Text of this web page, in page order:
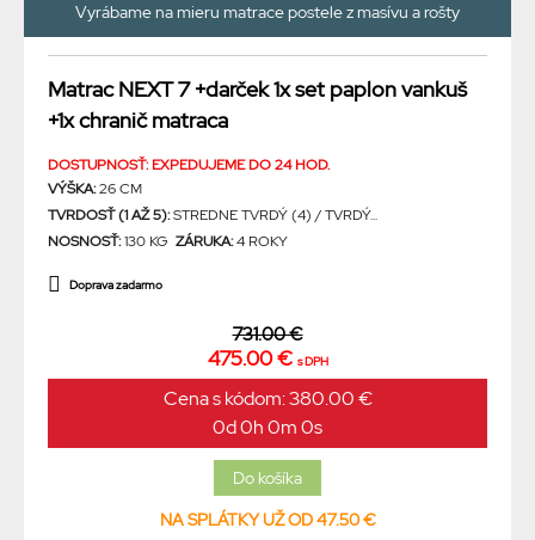
Vyrábame na mieru matrace postele z masívu a rošty
Matrac NEXT 7 +darček 1x set paplon vankuš
+1x chranič matraca
DOSTUPNOSŤ: EXPEDUJEME DO 24 HOD.
VÝŠKA:26 CM
TVRDOSŤ (1 AŽ 5):STREDNE TVRDÝ (4) / TVRDÝ...
NOSNOSŤ:130 KG ZÁRUKA:4 ROKY
Doprava zadarmo
731.00 €
475.00 € s DPH
Cena s kódom: 380.00 €
0d 0h 0m 0s
NA SPLÁTKY UŽ OD 47.50 €